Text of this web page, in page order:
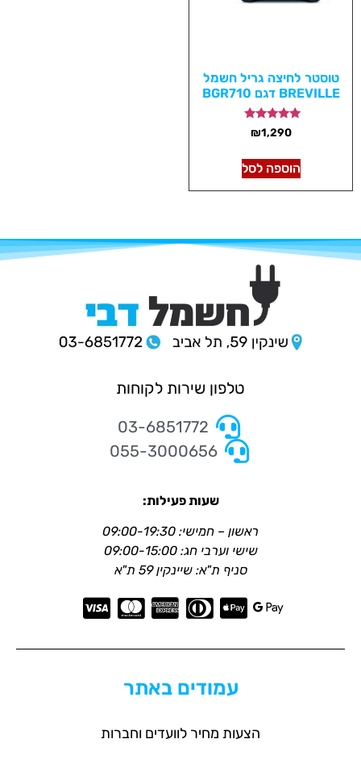
טוסטר לחיצה גריל חשמל
BREVILLE דגם BGR710
דורג
5.00
₪1,290
הוספה לסל
טלפון שירות לקוחות
03-6851772
055-3000656
שעות פעילות:
ראשון – חמישי: 09:00-19:30
שישי וערבי חג: 09:00-15:00
סניף ת"א: שיינקין 59 ת"א
עמודים באתר
הצעות מחיר לוועדים וחברות